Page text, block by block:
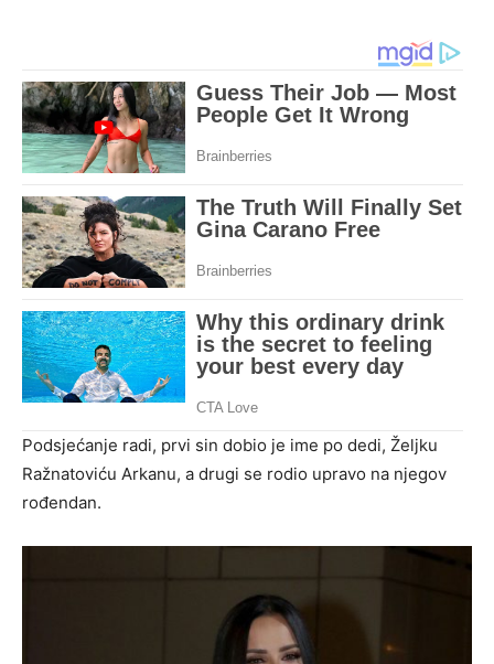
Podsjećanje radi, prvi sin dobio je ime po dedi, Željku
Ražnatoviću Arkanu, a drugi se rodio upravo na njegov
rođendan.